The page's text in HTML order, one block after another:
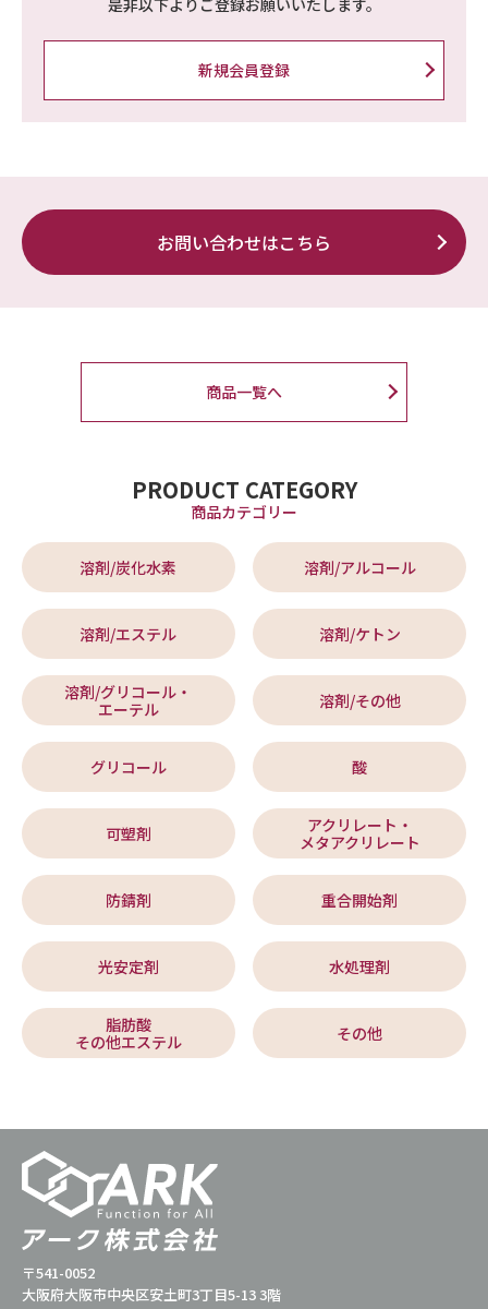
新規会員登録
お問い合わせはこちら
商品一覧へ
PRODUCT CATEGORY
商品カテゴリー
溶剤/炭化水素 溶剤/アルコール
溶剤/エステル 溶剤/ケトン
溶剤/グリコール・
エーテル
溶剤/その他
グリコール 酸
可塑剤
アクリレート・
メタアクリレート
防錆剤 重合開始剤
光安定剤 水処理剤
脂肪酸
その他エステル
その他
〒541-0052
大阪府大阪市中央区安土町3丁目5-13 3階